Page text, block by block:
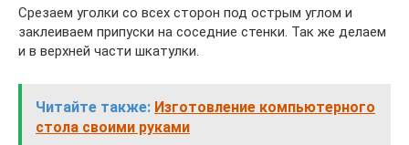
Срезаем уголки со всех сторон под острым углом и
заклеиваем припуски на соседние стенки. Так же делаем
и в верхней части шкатулки.
Читайте также: Изготовление компьютерного
стола своими руками